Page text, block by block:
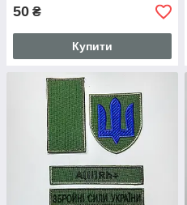
50 ₴
Купити